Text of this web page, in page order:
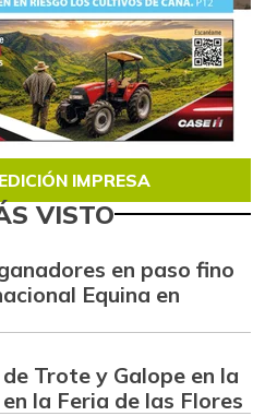
IMPRESA
VISTO
en paso fino
Equina en
Trote y Galope en la
la Feria de las Flores